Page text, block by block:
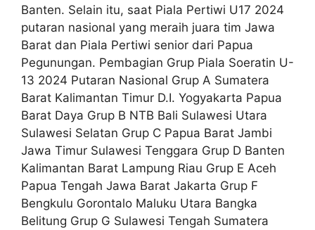
Banten. Selain itu, saat Piala Pertiwi U17 2024
putaran nasional yang meraih juara tim Jawa
Barat dan Piala Pertiwi senior dari Papua
Pegunungan. Pembagian Grup Piala Soeratin U-
13 2024 Putaran Nasional Grup A Sumatera
Barat Kalimantan Timur D.I. Yogyakarta Papua
Barat Daya Grup B NTB Bali Sulawesi Utara
Sulawesi Selatan Grup C Papua Barat Jambi
Jawa Timur Sulawesi Tenggara Grup D Banten
Kalimantan Barat Lampung Riau Grup E Aceh
Papua Tengah Jawa Barat Jakarta Grup F
Bengkulu Gorontalo Maluku Utara Bangka
Belitung Grup G Sulawesi Tengah Sumatera